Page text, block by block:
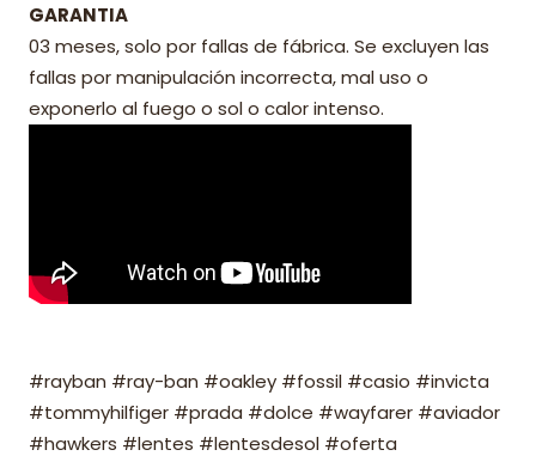
GARANTIA
03 meses, solo por fallas de fábrica. Se excluyen las
fallas por manipulación incorrecta, mal uso o
exponerlo al fuego o sol o calor intenso.
#rayban #ray-ban #oakley #fossil #casio #invicta
#tommyhilfiger #prada #dolce #wayfarer #aviador
#hawkers #lentes #lentesdesol #oferta